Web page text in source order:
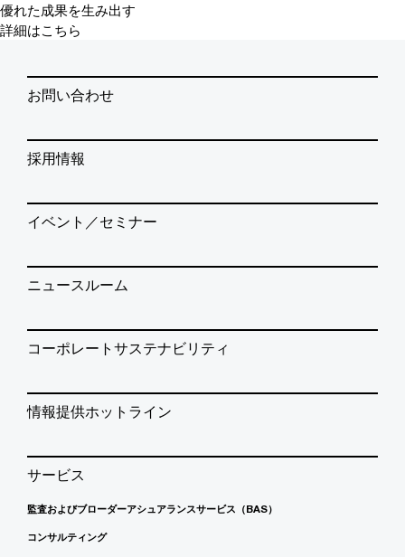
優れた成果を生み出す
詳細はこちら
お問い合わせ
採用情報
イベント／セミナー
ニュースルーム
コーポレートサステナビリティ
情報提供ホットライン
サービス
監査およびブローダーアシュアランスサービス（BAS）
コンサルティング